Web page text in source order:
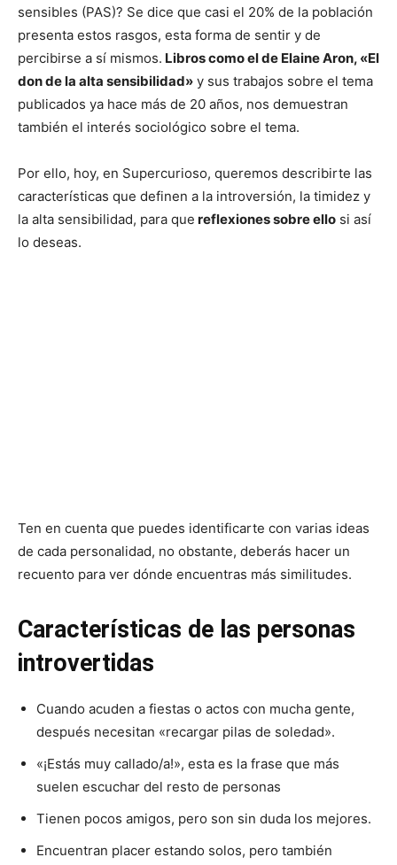
sensibles (PAS)? Se dice que casi el 20% de la población
presenta estos rasgos, esta forma de sentir y de
percibirse a sí mismos. Libros como el de Elaine Aron, «El
don de la alta sensibilidad» y sus trabajos sobre el tema
publicados ya hace más de 20 años, nos demuestran
también el interés sociológico sobre el tema.
Por ello, hoy, en Supercurioso, queremos describirte las
características que definen a la introversión, la timidez y
la alta sensibilidad, para que reflexiones sobre ello si así
lo deseas.
Ten en cuenta que puedes identificarte con varias ideas
de cada personalidad, no obstante, deberás hacer un
recuento para ver dónde encuentras más similitudes.
Características de las personas
introvertidas
Cuando acuden a fiestas o actos con mucha gente,
después necesitan «recargar pilas de soledad».
«¡Estás muy callado/a!», esta es la frase que más
suelen escuchar del resto de personas
Tienen pocos amigos, pero son sin duda los mejores.
Encuentran placer estando solos, pero también